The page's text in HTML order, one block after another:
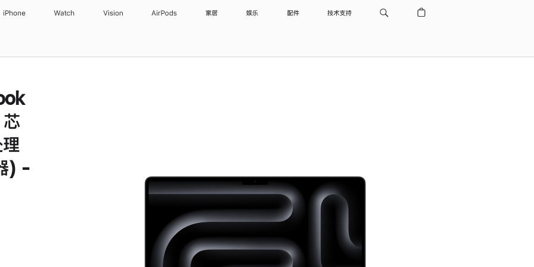
iPhone Watch Vision AirPods 家居 娱乐 配件 技术支持
) -